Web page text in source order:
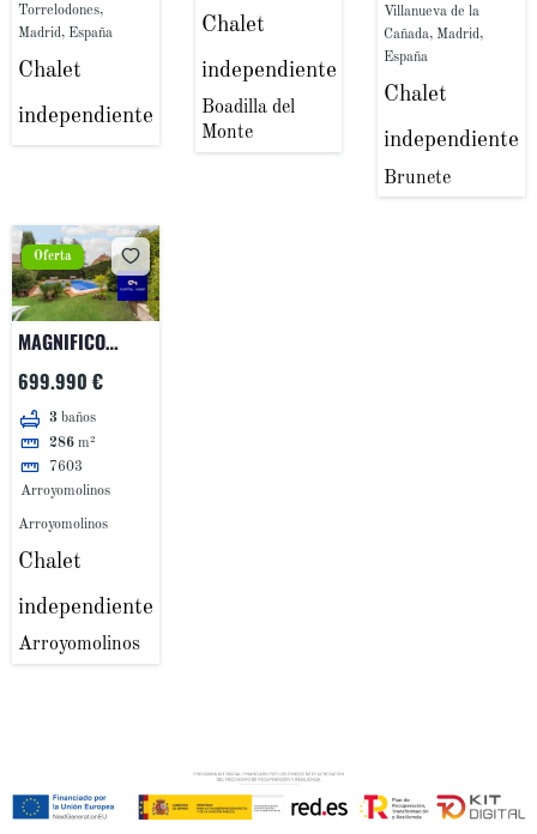
Torrelodones,
Madrid, España
Chalet
independiente
Chalet
independiente
Boadilla del
Monte
Villanueva de la
Cañada, Madrid,
España
Chalet
independiente
Brunete
Oferta
MAGNIFICO
CHALET
INDEPENDIENTE!!
699.990 €
3 baños
286 m²
7603
Arroyomolinos
Arroyomolinos
Chalet
independiente
Arroyomolinos